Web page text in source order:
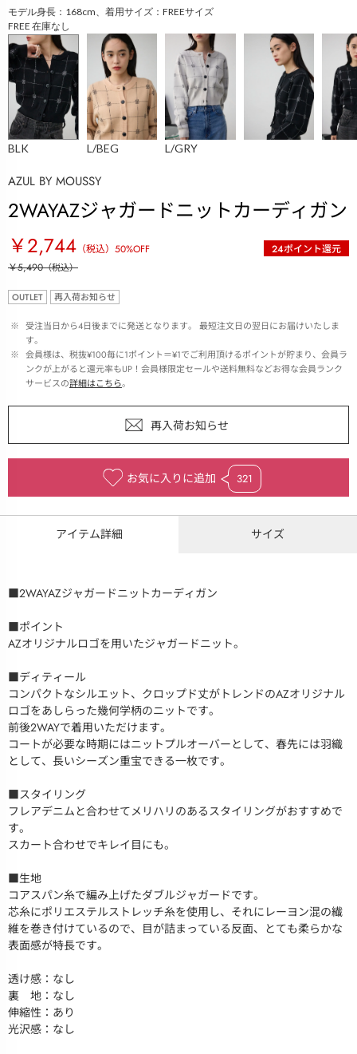
モデル身長：168cm、着用サイズ：FREEサイズ
FREE 在庫なし
BLK L/BEG L/GRY
AZUL BY MOUSSY
2WAYAZジャガードニットカーディガン
￥2,744 （税込） 50%OFF 24ポイント還元
￥5,490（税込）
OUTLET 再入荷お知らせ
※ 受注当日から4日後までに発送となります。 最短注文日の翌日にお届けいたしま
す。
※ 会員様は、税抜¥100毎に1ポイント＝¥1でご利用頂けるポイントが貯まり、会員ラ
ンクが上がると還元率もUP！会員様限定セールや送料無料などお得な会員ランク
サービスの詳細はこちら。
お気に入りに追加 321
アイテム詳細 サイズ
■2WAYAZジャガードニットカーディガン
■ポイント
AZオリジナルロゴを用いたジャガードニット。
■ディティール
コンパクトなシルエット、クロップド丈がトレンドのAZオリジナル
ロゴをあしらった幾何学柄のニットです。
前後2WAYで着用いただけます。
コートが必要な時期にはニットプルオーバーとして、春先には羽織
として、長いシーズン重宝できる一枚です。
■スタイリング
フレアデニムと合わせてメリハリのあるスタイリングがおすすめで
す。
スカート合わせでキレイ目にも。
■生地
コアスパン糸で編み上げたダブルジャガードです。
芯糸にポリエステルストレッチ糸を使用し、それにレーヨン混の繊
維を巻き付けているので、目が詰まっている反面、とても柔らかな
表面感が特長です。
透け感：なし
裏 地：なし
伸縮性：あり
光沢感：なし